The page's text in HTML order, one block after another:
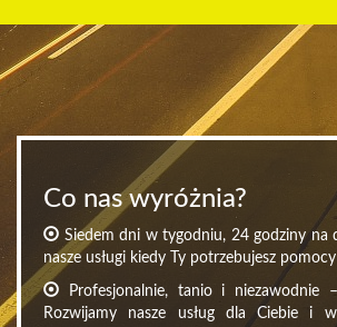
Co nas wyróżnia?
Siedem dni w tygodniu, 24 godziny na
nasze usługi kiedy Ty potrzebujesz
Profesjonalnie, tanio i niezawodnie
Rozwijamy nasze usług dla Ciebie i